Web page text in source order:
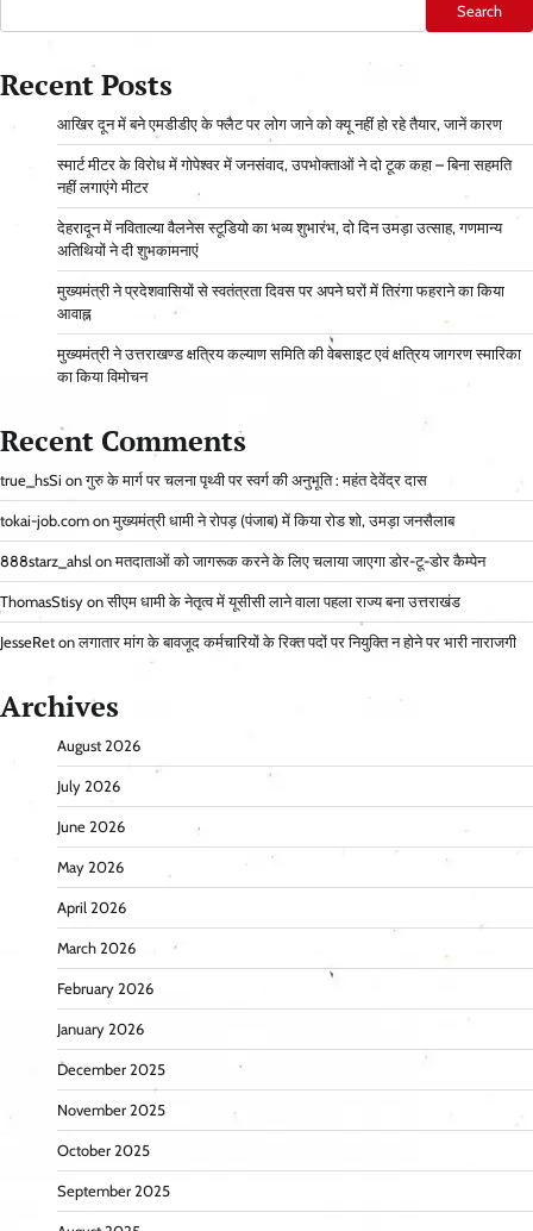
Search
Recent Posts
आ​खिर दून में बने एमडीडीए के फ्लैट पर लोग जाने को क्यू नहीं हो रहे तैयार, जानें कारण
स्मार्ट मीटर के विरोध में गोपेश्वर में जनसंवाद, उपभोक्ताओं ने दो टूक कहा – बिना सहमति
नहीं लगाएंगे मीटर
देहरादून में नविताल्या वैलनेस स्टूडियो का भव्य शुभारंभ, दो दिन उमड़ा उत्साह, गणमान्य
अतिथियों ने दी शुभकामनाएं
मुख्यमंत्री ने प्रदेशवासियों से स्वतंत्रता दिवस पर अपने घरों में तिरंगा फहराने का किया
आवाह्न
मुख्यमंत्री ने उत्तराखण्ड क्षत्रिय कल्याण समिति की वेबसाइट एवं क्षत्रिय जागरण स्मारिका
का किया विमोचन
Recent Comments
true_hsSi onगुरु के मार्ग पर चलना पृथ्वी पर स्वर्ग की अनुभूति : महंत देवेंद्र दास
tokai-job.com onमुख्यमंत्री धामी ने रोपड़ (पंजाब) में किया रोड शो, उमड़ा जनसैलाब
888starz_ahsl onमतदाताओं को जागरूक करने के लिए चलाया जाएगा डोर-टू-डोर कैम्पेन
ThomasStisy onसीएम धामी के नेतृत्व में यूसीसी लाने वाला पहला राज्य बना उत्तराखंड
JesseRet onलगातार मांग के बावजूद कर्मचारियों के रिक्त पदों पर नियुक्ति न होने पर भारी नाराजगी
Archives
August 2026
July 2026
June 2026
May 2026
April 2026
March 2026
February 2026
January 2026
December 2025
November 2025
October 2025
September 2025